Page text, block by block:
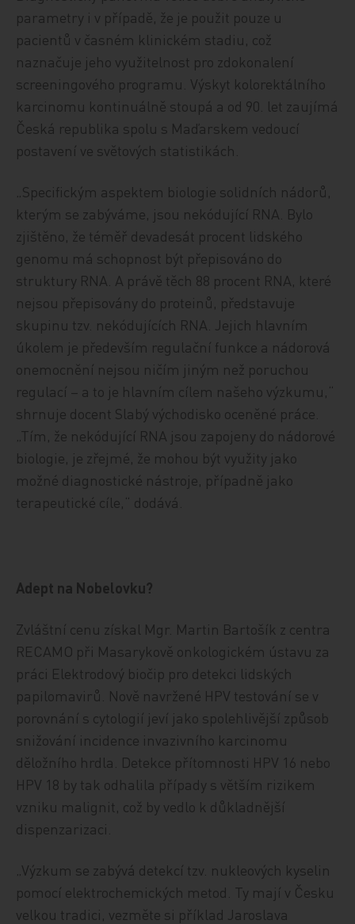
parametry i v případě, že je použit pouze u
pacientů v časném klinickém stadiu, což
naznačuje jeho využitelnost pro zdokonalení
screeningového programu. Výskyt kolorektálního
karcinomu kontinuálně stoupá a od 90. let zaujímá
Česká republika spolu s Maďarskem vedoucí
postavení ve světových statistikách.
„Specifickým aspektem biologie solidních nádorů,
kterým se zabýváme, jsou nekódující RNA. Bylo
zjištěno, že téměř devadesát procent lidského
genomu má schopnost být přepisováno do
struktury RNA. A právě těch 88 procent RNA, které
nejsou přepisovány do proteinů, představuje
skupinu tzv. nekódujících RNA. Jejich hlavním
úkolem je především regulační funkce a nádorová
onemocnění nejsou ničím jiným než poruchou
regulací – a to je hlavním cílem našeho výzkumu,“
shrnuje docent Slabý východisko oceněné práce.
„Tím, že nekódující RNA jsou zapojeny do nádorové
biologie, je zřejmé, že mohou být využity jako
možné diagnostické nástroje, případně jako
terapeutické cíle,“ dodává.
Adept na Nobelovku?
Zvláštní cenu získal Mgr. Martin Bartošík z centra
RECAMO při Masarykově onkologickém ústavu za
práci Elektrodový biočip pro detekci lidských
papilomavirů. Nově navržené HPV testování se v
porovnání s cytologií jeví jako spolehlivější způsob
snižování incidence invazivního karcinomu
děložního hrdla. Detekce přítomnosti HPV 16 nebo
HPV 18 by tak odhalila případy s větším rizikem
vzniku malignit, což by vedlo k důkladnější
dispenzarizaci.
„Výzkum se zabývá detekcí tzv. nukleových kyselin
pomocí elektrochemických metod. Ty mají v Česku
velkou tradici, vezměte si příklad Jaroslava